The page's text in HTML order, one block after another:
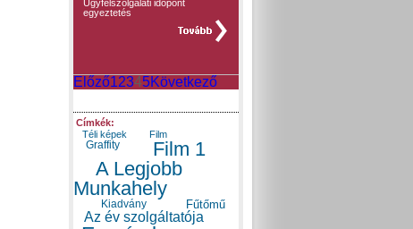
Ügyfélszolgálati időpont
egyeztetés
Előző12345Következő
Címkék:
Téli képek
Film
Graffity
Film 1
A Legjobb
Munkahely
Kiadvány Fűtőmű
Az év szolgáltatója